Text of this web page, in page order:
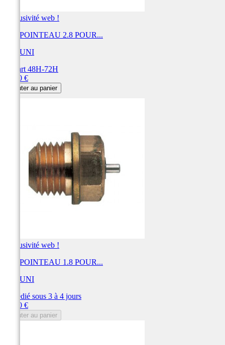
Exclusivité web !
KIT POINTEAU 2.8 POUR...
MIKUNI
Départ 48H-72H
30,00 €
Ajouter au panier
Exclusivité web !
KIT POINTEAU 1.8 POUR...
MIKUNI
Expédié sous 3 à 4 jours
30,00 €
Ajouter au panier